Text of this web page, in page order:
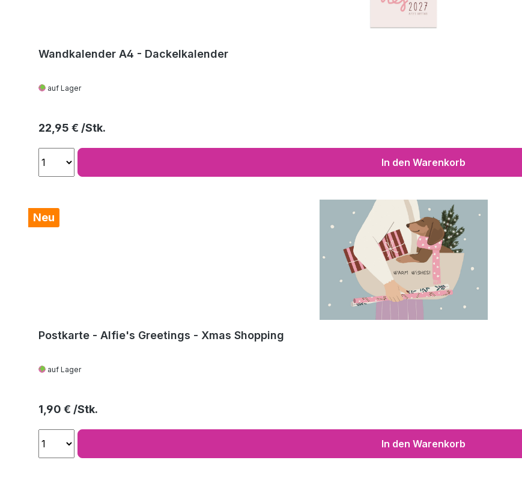
Wandkalender A4 - Dackelkalender
auf Lager
Regulärer Preis:
22,95 €
In den Warenkorb
Neu
Postkarte - Alfie's Greetings - Xmas Shopping
auf Lager
Regulärer Preis:
1,90 €
In den Warenkorb